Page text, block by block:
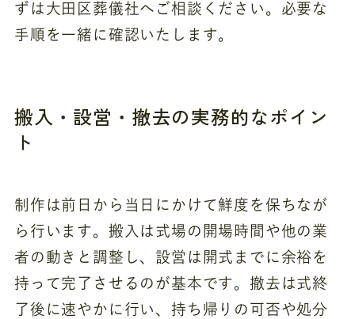
ずは大田区葬儀社へご相談ください。必要な
手順を一緒に確認いたします。
搬入・設営・撤去の実務的なポイン
ト
制作は前日から当日にかけて鮮度を保ちなが
ら行います。搬入は式場の開場時間や他の業
者の動きと調整し、設営は開式までに余裕を
持って完了させるのが基本です。撤去は式終
了後に速やかに行い、持ち帰りの可否や処分